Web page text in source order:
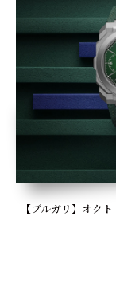
【ブルガリ】オク